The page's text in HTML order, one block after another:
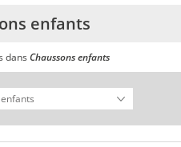
enfants
dansChaussons enfants